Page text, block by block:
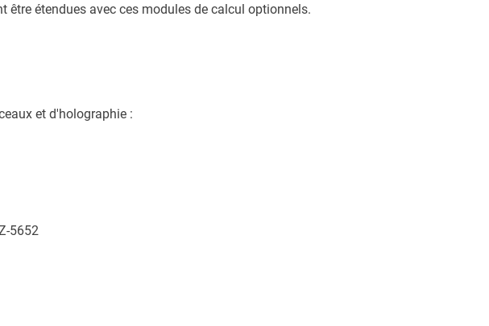
étendues avec ces modules de calcul optionnels.
et d'holographie :
5652